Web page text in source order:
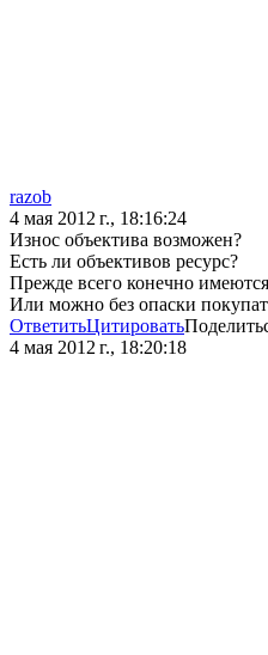
razob
4 мая 2012 г., 18:16:24
Износ объектива возможен?
Есть ли объективов ресурс?
Прежде всего конечно
Или можно без опаски
ОтветитьЦитировать
4 мая 2012 г., 18:20:18